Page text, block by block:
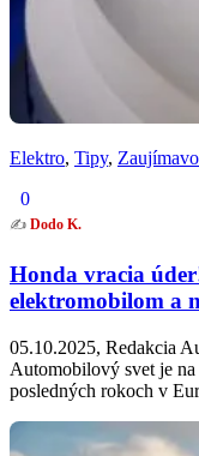
Elektro, Tipy,
0
✍️ Dodo K.
Honda vracia
elektromobilom a
05.10.2025, Redakcia
Automobilový svet je
posledných rokoch v